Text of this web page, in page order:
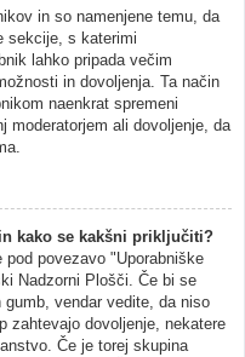
in so namenjene temu, da
sekcije, s katerimi
lahko pripada večim
in dovoljenja. Ta način
naenkrat spremeni
moderatorjem ali dovoljenje, da
kako se kakšni priključiti?
povezavo "Uporabniške
Nadzorni Plošči. Če bi se
vendar vedite, da niso
zahtevajo dovoljenje, nekatere
Če je torej skupina